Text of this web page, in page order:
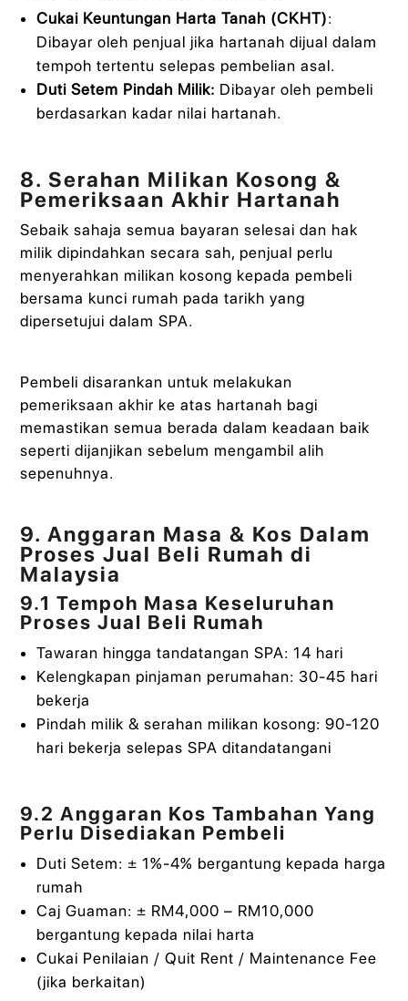
Cukai Keuntungan Harta Tanah (CKHT):
Dibayar oleh penjual jika hartanah dijual dalam
tempoh tertentu selepas pembelian asal.
Duti Setem Pindah Milik: Dibayar oleh pembeli
berdasarkan kadar nilai hartanah.
8. Serahan Milikan Kosong &
Pemeriksaan Akhir Hartanah
Sebaik sahaja semua bayaran selesai dan hak
milik dipindahkan secara sah, penjual perlu
menyerahkan milikan kosong kepada pembeli
bersama kunci rumah pada tarikh yang
dipersetujui dalam SPA.
Pembeli disarankan untuk melakukan
pemeriksaan akhir ke atas hartanah bagi
memastikan semua berada dalam keadaan baik
seperti dijanjikan sebelum mengambil alih
sepenuhnya.
9. Anggaran Masa & Kos Dalam
Proses Jual Beli Rumah di
Malaysia
9.1 Tempoh Masa Keseluruhan
Proses Jual Beli Rumah
Tawaran hingga tandatangan SPA: 14 hari
Kelengkapan pinjaman perumahan: 30-45 hari
bekerja
Pindah milik & serahan milikan kosong: 90-120
hari bekerja selepas SPA ditandatangani
9.2 Anggaran Kos Tambahan Yang
Perlu Disediakan Pembeli
Duti Setem: ± 1%-4% bergantung kepada harga
rumah
Caj Guaman: ± RM4,000 – RM10,000
bergantung kepada nilai harta
Cukai Penilaian / Quit Rent / Maintenance Fee
(jika berkaitan)